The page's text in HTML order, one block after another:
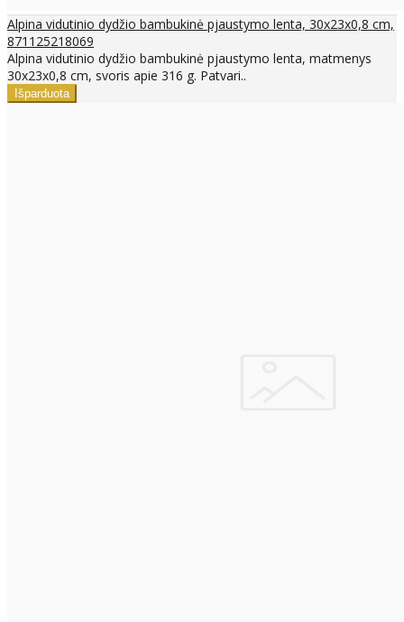
Alpina vidutinio dydžio bambukinė pjaustymo lenta, 30x23x0,8 cm,
871125218069
Alpina vidutinio dydžio bambukinė pjaustymo lenta, matmenys
30x23x0,8 cm, svoris apie 316 g. Patvari..